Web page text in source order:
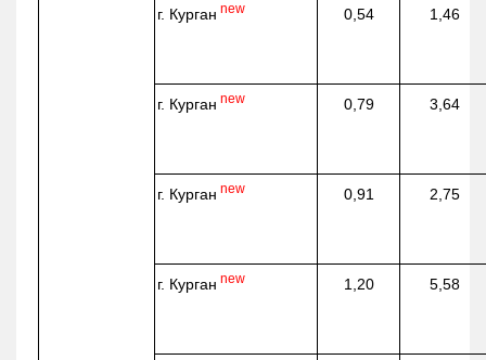
г. Курган new 0,54 1,46
г. Курган new 0,79 3,64
г. Курган new 0,91 2,75
г. Курган new 1,20 5,58